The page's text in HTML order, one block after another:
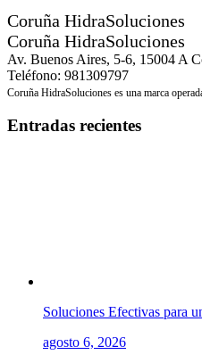
Coruña HidraSoluciones
Coruña HidraSoluciones
Av. Buenos Aires, 5-6, 15004 A
Teléfono: 981309797
Coruña HidraSoluciones es una marca
Entradas recientes
Soluciones Efectivas para
agosto 6, 2026